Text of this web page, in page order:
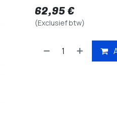
62,95€
(Exclusief btw)